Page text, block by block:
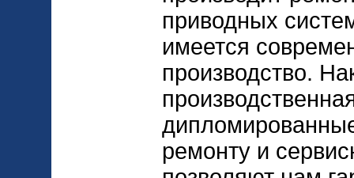
приводных
имеется
производство.
ремонту и